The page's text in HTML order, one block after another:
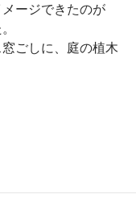
ージできたのが
ごしに、庭の植木
熱帯植物園